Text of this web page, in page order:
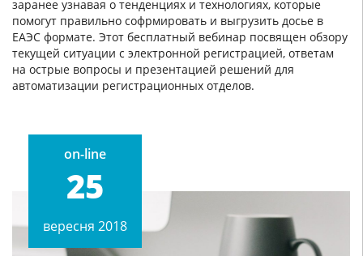
заранее узнавая о тенденциях и технологиях, которые
помогут правильно софрмировать и выгрузить досье в
ЕАЭС формате. Этот бесплатный вебинар посвящен обзору
текущей ситуации с электронной регистрацией, ответам
на острые вопросы и презентацией решений для
автоматизации регистрационных отделов.
on-line
25
вересня 2018